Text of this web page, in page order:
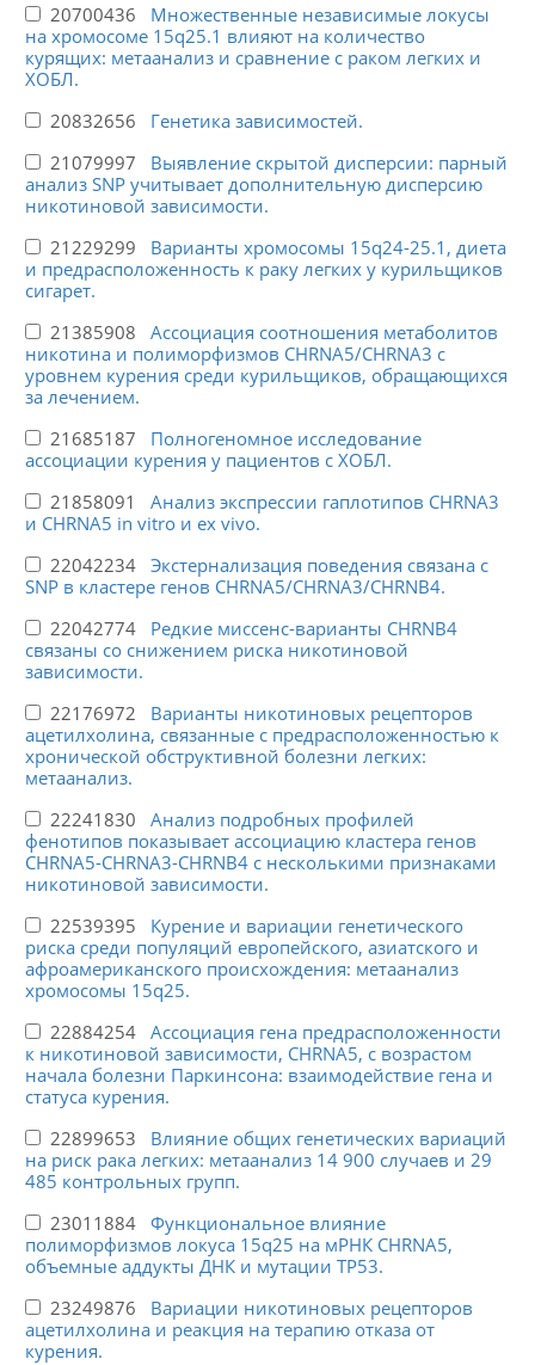
20700436 Множественные независимые локусы
на хромосоме 15q25.1 влияют на количество
курящих: метаанализ и сравнение с раком легких и
ХОБЛ.
20832656 Генетика зависимостей.
21079997 Выявление скрытой дисперсии: парный
анализ SNP учитывает дополнительную дисперсию
никотиновой зависимости.
21229299 Варианты хромосомы 15q24-25.1, диета
и предрасположенность к раку легких у курильщиков
сигарет.
21385908 Ассоциация соотношения метаболитов
никотина и полиморфизмов CHRNA5/CHRNA3 с
уровнем курения среди курильщиков, обращающихся
за лечением.
21685187 Полногеномное исследование
ассоциации курения у пациентов с ХОБЛ.
21858091 Анализ экспрессии гаплотипов CHRNA3
и CHRNA5 in vitro и ex vivo.
22042234 Экстернализация поведения связана с
SNP в кластере генов CHRNA5/CHRNA3/CHRNB4.
22042774 Редкие миссенс-варианты CHRNB4
связаны со снижением риска никотиновой
зависимости.
22176972 Варианты никотиновых рецепторов
ацетилхолина, связанные с предрасположенностью к
хронической обструктивной болезни легких:
метаанализ.
22241830 Анализ подробных профилей
фенотипов показывает ассоциацию кластера генов
CHRNA5-CHRNA3-CHRNB4 с несколькими признаками
никотиновой зависимости.
22539395 Курение и вариации генетического
риска среди популяций европейского, азиатского и
афроамериканского происхождения: метаанализ
хромосомы 15q25.
22884254 Ассоциация гена предрасположенности
к никотиновой зависимости, CHRNA5, с возрастом
начала болезни Паркинсона: взаимодействие гена и
статуса курения.
22899653 Влияние общих генетических вариаций
на риск рака легких: метаанализ 14 900 случаев и 29
485 контрольных групп.
23011884 Функциональное влияние
полиморфизмов локуса 15q25 на мРНК CHRNA5,
объемные аддукты ДНК и мутации TP53.
23249876 Вариации никотиновых рецепторов
ацетилхолина и реакция на терапию отказа от
курения.